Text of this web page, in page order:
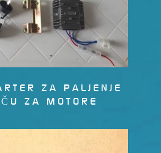
ZA PALJENJE
ZA MOTORE